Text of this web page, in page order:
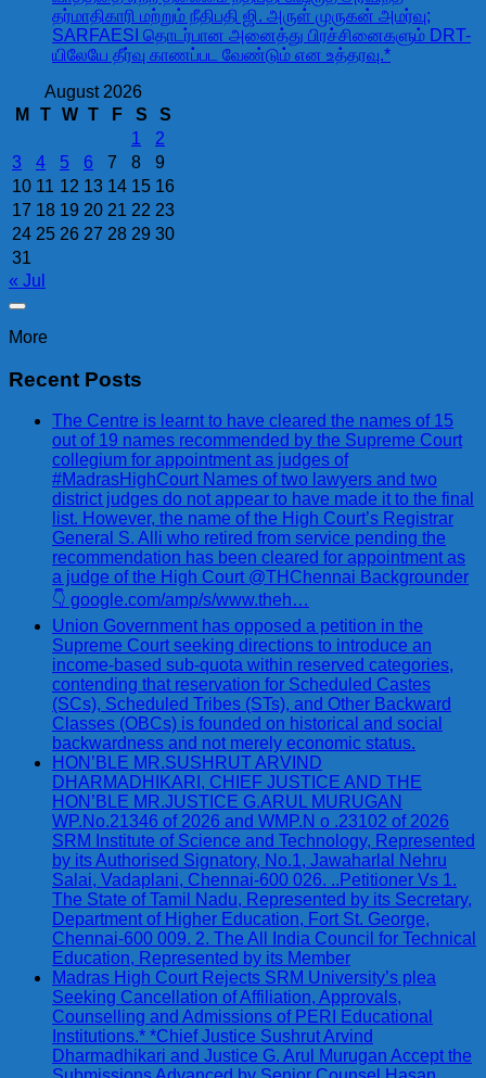
தர்மாதிகாரி மற்றும் நீதிபதி ஜி. அருள் முருகன் அமர்வு;
SARFAESI தொடர்பான அனைத்து பிரச்சினைகளும் DRT-
யிலேயே தீர்வு காணப்பட வேண்டும் என உத்தரவு.*
August 2026
M
T W T F S
S
1
2
3
4 5 6 7 8
9
10 11 12 13 14 15 16
17 18 19 20 21 22 23
24 25 26 27 28 29 30
31
« Jul
More
Recent Posts
The Centre is learnt to have cleared the names of 15
out of 19 names recommended by the Supreme Court
collegium for appointment as judges of
#MadrasHighCourt Names of two lawyers and two
district judges do not appear to have made it to the final
list. However, the name of the High Court’s Registrar
General S. Alli who retired from service pending the
recommendation has been cleared for appointment as
a judge of the High Court @THChennai Backgrounder
👇 google.com/amp/s/www.theh…
Union Government has opposed a petition in the
Supreme Court seeking directions to introduce an
income-based sub-quota within reserved categories,
contending that reservation for Scheduled Castes
(SCs), Scheduled Tribes (STs), and Other Backward
Classes (OBCs) is founded on historical and social
backwardness and not merely economic status.
HON’BLE MR.SUSHRUT ARVIND
DHARMADHIKARI, CHIEF JUSTICE AND THE
HON’BLE MR.JUSTICE G.ARUL MURUGAN
WP.No.21346 of 2026 and WMP.N o .23102 of 2026
SRM Institute of Science and Technology, Represented
by its Authorised Signatory, No.1, Jawaharlal Nehru
Salai, Vadaplani, Chennai-600 026. ..Petitioner Vs 1.
The State of Tamil Nadu, Represented by its Secretary,
Department of Higher Education, Fort St. George,
Chennai-600 009. 2. The All India Council for Technical
Education, Represented by its Member
Madras High Court Rejects SRM University’s plea
Seeking Cancellation of Affiliation, Approvals,
Counselling and Admissions of PERI Educational
Institutions.* *Chief Justice Sushrut Arvind
Dharmadhikari and Justice G. Arul Murugan Accept the